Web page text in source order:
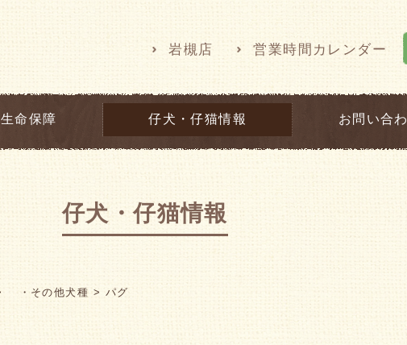
岩槻店 営業時間カレンダー
生命保障 仔犬・仔猫情報 お問い合
仔犬・仔猫情報
・その他犬種 パグ